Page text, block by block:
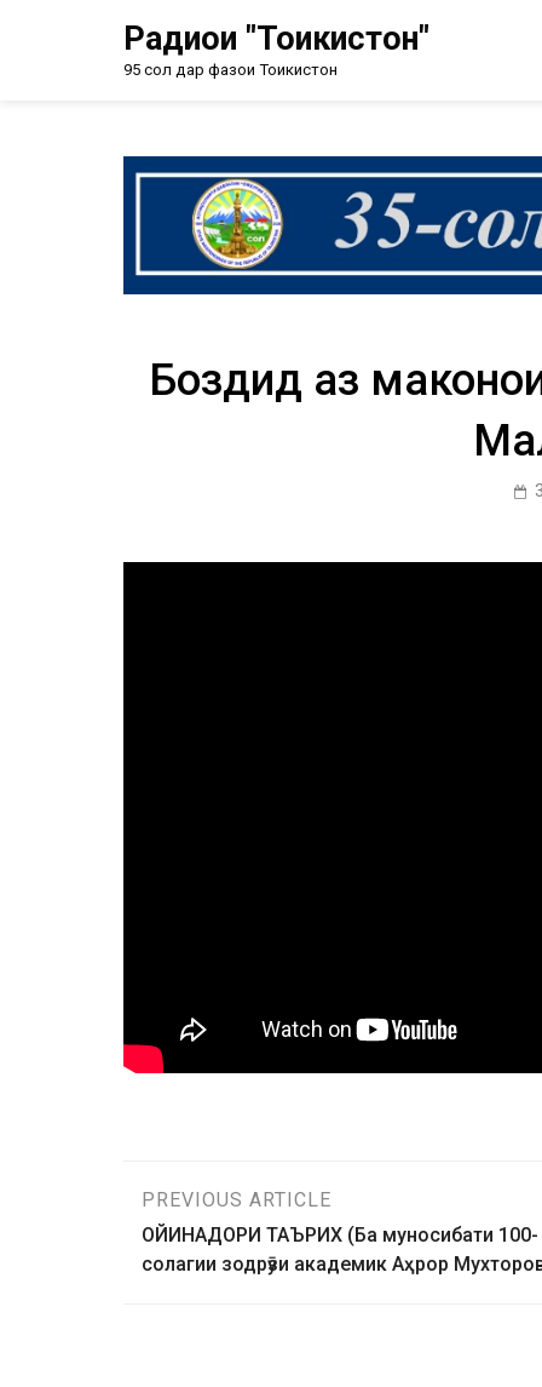
Радиои "Тоҷикистон"
95 сол дар фазои Тоҷикистон
Боздид аз
PREVIOUS ARTICLE
ОЙИНАДОРИ ТАЪРИХ (Ба муносибати 100-
солагии зодрӯзи академик Аҳрор